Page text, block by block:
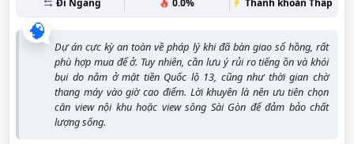
🧠
Dự án cực kỳ an toàn về pháp lý khi đã bàn giao sổ hồng, rất
phù hợp mua để ở. Tuy nhiên, cần lưu ý rủi ro tiếng ồn và khói
bụi do nằm ở mặt tiền Quốc lộ 13, cũng như thời gian chờ
thang máy vào giờ cao điểm. Lời khuyên là nên ưu tiên chọn
căn view nội khu hoặc view sông Sài Gòn để đảm bảo chất
lượng sống.